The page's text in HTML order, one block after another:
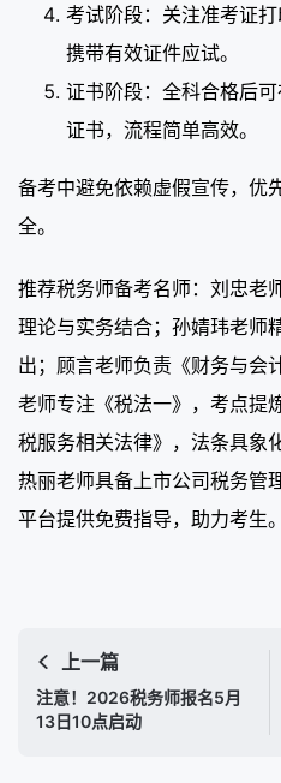
考试阶段：关注准考证
携带有效证件应试。
证书阶段：全科合格后
证书，流程简单高效。
备考中避免依赖虚假宣传，优
全。
推荐税务师备考名师：刘忠老
理论与实务结合；孙婧玮老师
出；顾言老师负责《财务与会
老师专注《税法一》，考点提
税服务相关法律》，法条具象
热丽老师具备上市公司税务管
平台提供免费指导，助力考生。
上一篇
注意！2026税务师报名5月
13日10点启动